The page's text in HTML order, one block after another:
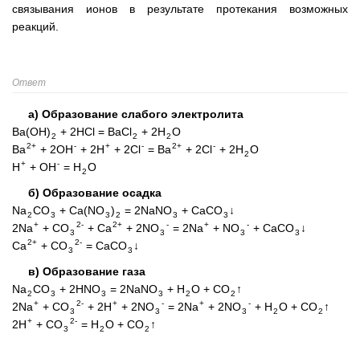
связывания ионов в результате протекания возможных
реакций.
Ответ
а) Образование слабого электролита
Ba(OH)2 + 2HCl = BaCl2 + 2H2O
Ba2+ + 2OH- + 2H+ + 2Cl- = Ba2+ + 2Cl- + 2H2O
H+ + OH- = H2O
б) Образование осадка
Na2CO3 + Ca(NO3)2 = 2NaNO3 + CaCO3 ↓
2Na+ + CO3
2- + Ca2+ + 2NO3
- = 2Na+ + NO3
- + CaCO3 ↓
Ca2+ + CO3
2- = CaCO3 ↓
в) Образование газа
Na2CO3 + 2HNO3 = 2NaNO3 + H2O + CO2 ↑
2Na+ + CO3
2- + 2H+ + 2NO3
- = 2Na+ + 2NO3
- + H2O + CO2 ↑
2H+ + CO3
2- = H2O + CO2 ↑